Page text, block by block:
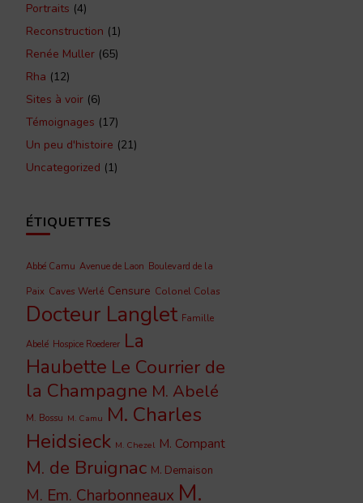
Portraits (4)
Reconstruction (1)
Renée Muller (65)
Rha (12)
Sites à voir (6)
Témoignages (17)
Un peu d'histoire (21)
Uncategorized (1)
ÉTIQUETTES
Abbé Camu Avenue de Laon Boulevard de la
Paix Caves Werlé Censure Colonel Colas
Docteur Langlet Famille
Abelé Hospice Roederer La
Haubette Le Courrier de
la Champagne M. Abelé
M. Bossu M. Camu M. Charles
Heidsieck M. Chezel M. Compant
M. de Bruignac M. Demaison
M. Em. Charbonneaux M.